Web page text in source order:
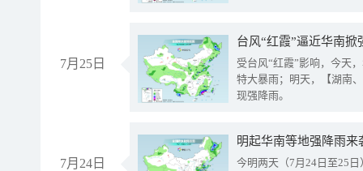
7月25日
台风“红霞”逼近华南
受台风“红霞”影响，今天
特大暴雨；明天，【湖南
现强降雨。
7月24日
明起华南等地强降雨
今明两天（7月24日至25